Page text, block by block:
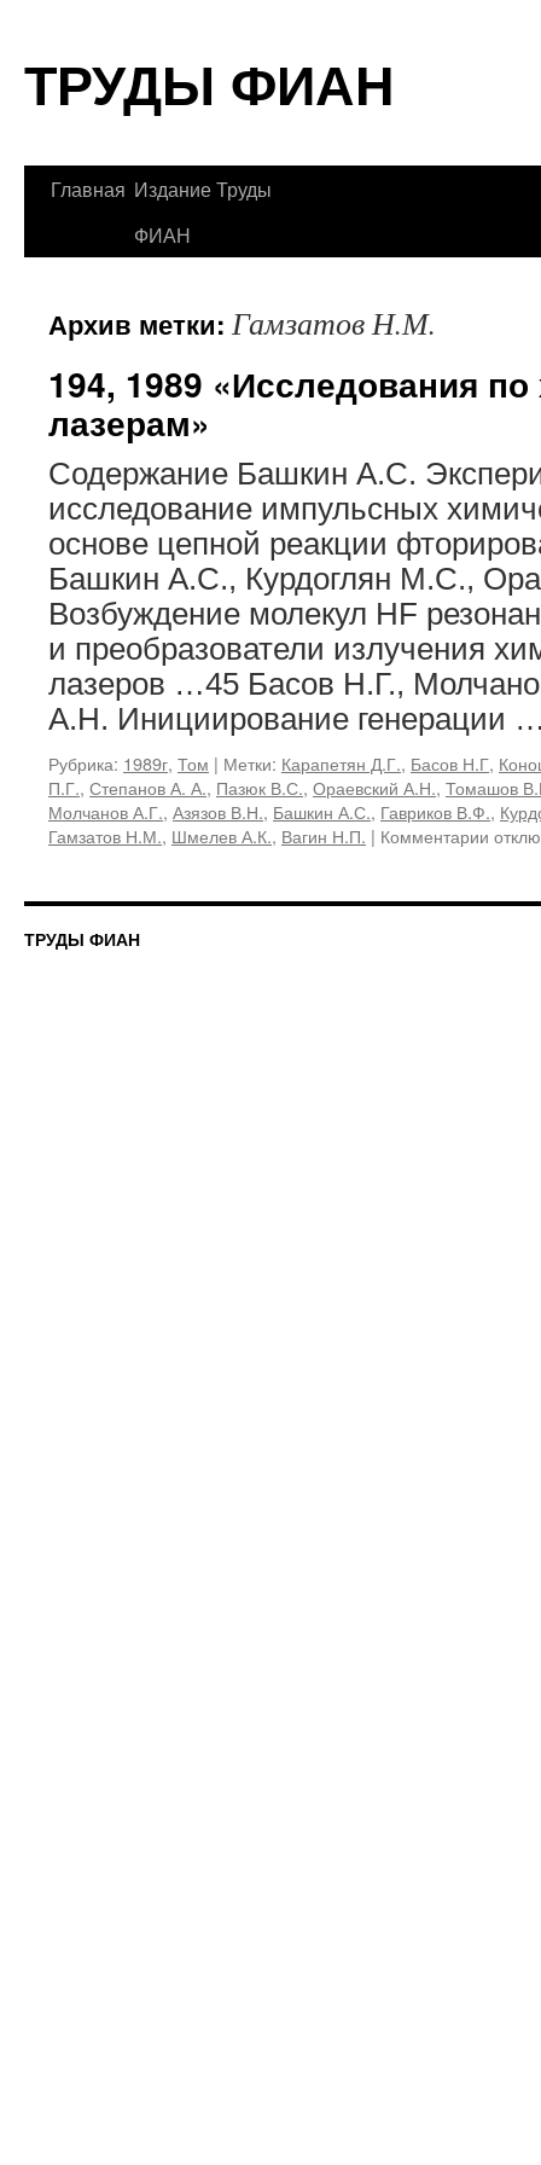
содержимому
ТРУДЫ ФИАН
Главная Издание Труды
ФИАН
Архив метки: Гамзатов Н.М.
194, 1989 «Исследования
лазерам»
Содержание Башкин А.С.
исследование импульсных
основе цепной реакции
Башкин А.С., Курдоглян М.С.,
Возбуждение молекул HF
и преобразователи излучения
лазеров …45 Басов Н.Г.,
А.Н. Инициирование генерации
Рубрика: 1989г, Том | Метки: Карапетян Д.Г., Басов Н.Г,
П.Г., Степанов А. А., Пазюк В.С., Ораевский А.Н., Томашов
Молчанов А.Г., Азязов В.Н., Башкин А.С., Гавриков В.Ф.,
Гамзатов Н.М., Шмелев А.К., Вагин Н.П. | Комментарии к
1989
ТРУДЫ ФИАН